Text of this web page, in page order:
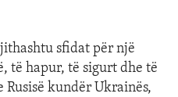
sfidat për një
të hapur, të sigurt dhe të
kundër Ukrainës,